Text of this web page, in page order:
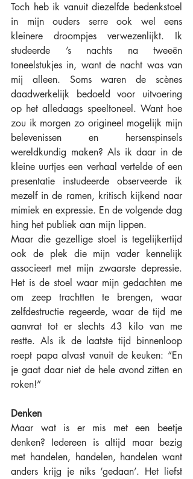
Toch heb ik vanuit diezelfde bedenkstoel
in mijn ouders serre ook wel eens
kleinere droompjes verwezenlijkt. Ik
studeerde ’s nachts na tweeën
toneelstukjes in, want de nacht was van
mij alleen. Soms waren de scènes
daadwerkelijk bedoeld voor uitvoering
op het alledaags speeltoneel. Want hoe
zou ik morgen zo origineel mogelijk mijn
belevenissen en hersenspinsels
wereldkundig maken? Als ik daar in de
kleine uurtjes een verhaal vertelde of een
presentatie instudeerde observeerde ik
mezelf in de ramen, kritisch kijkend naar
mimiek en expressie. En de volgende dag
hing het publiek aan mijn lippen.
Maar die gezellige stoel is tegelijkertijd
ook de plek die mijn vader kennelijk
associeert met mijn zwaarste depressie.
Het is de stoel waar mijn gedachten me
om zeep trachtten te brengen, waar
zelfdestructie regeerde, waar de tijd me
aanvrat tot er slechts 43 kilo van me
restte. Als ik de laatste tijd binnenloop
roept papa alvast vanuit de keuken: “En
je gaat daar niet de hele avond zitten en
roken!”
Denken
Maar wat is er mis met een beetje
denken? Iedereen is altijd maar bezig
met handelen, handelen, handelen want
anders krijg je niks ‘gedaan’. Het liefst